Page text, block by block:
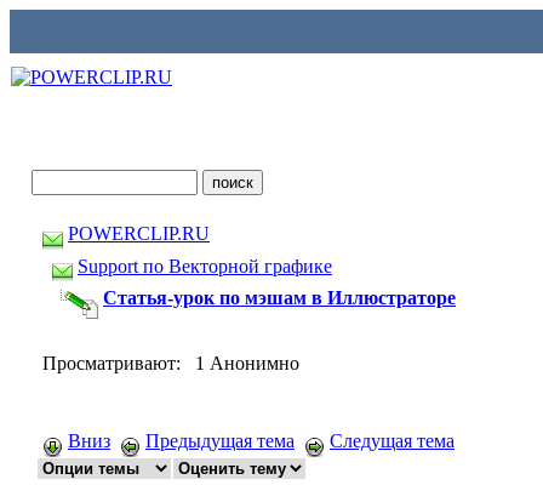
POWERCLIP.RU
Support по Векторной графике
Статья-урок по мэшам в Иллюстраторе
Просматривают: 1 Анонимно
Вниз Предыдущая тема Следущая тема